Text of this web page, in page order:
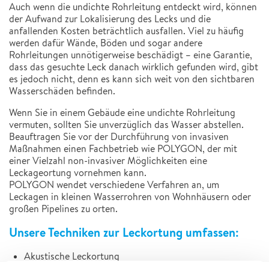
Auch wenn die undichte Rohrleitung entdeckt wird, können
der Aufwand zur Lokalisierung des Lecks und die
anfallenden Kosten beträchtlich ausfallen. Viel zu häufig
werden dafür Wände, Böden und sogar andere
Rohrleitungen unnötigerweise beschädigt – eine Garantie,
dass das gesuchte Leck danach wirklich gefunden wird, gibt
es jedoch nicht, denn es kann sich weit von den sichtbaren
Wasserschäden befinden.
Wenn Sie in einem Gebäude eine undichte Rohrleitung
vermuten, sollten Sie unverzüglich das Wasser abstellen.
Beauftragen Sie vor der Durchführung von invasiven
Maßnahmen einen Fachbetrieb wie POLYGON, der mit
einer Vielzahl non-invasiver Möglichkeiten eine
Leckageortung vornehmen kann.
POLYGON wendet verschiedene Verfahren an, um
Leckagen in kleinen Wasserrohren von Wohnhäusern oder
großen Pipelines zu orten.
Unsere Techniken zur Leckortung umfassen:
Akustische Leckortung